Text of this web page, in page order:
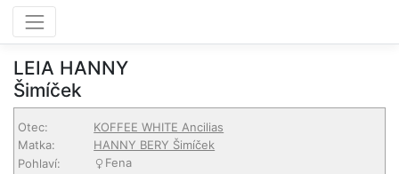
LEIA HANNY
Šimíček
Otec:
KOFFEE WHITE Ancilias
Matka:
HANNY BERY Šimíček
Pohlaví:
Fena